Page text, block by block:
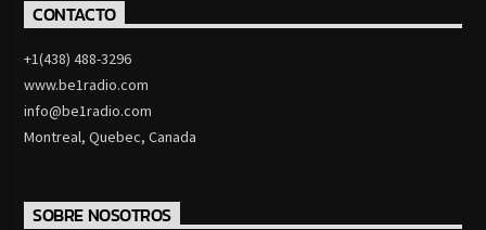
CONTACTO
+1(438) 488-3296
www.be1radio.com
info@be1radio.com
Montreal, Quebec, Canada
SOBRE NOSOTROS